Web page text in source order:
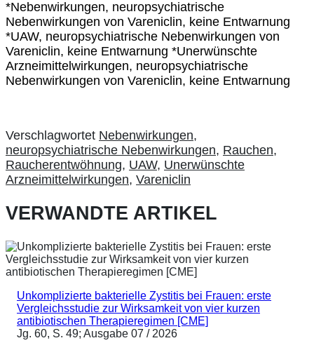
*Nebenwirkungen, neuropsychiatrische
Nebenwirkungen von Vareniclin, keine Entwarnung
*UAW, neuropsychiatrische Nebenwirkungen von
Vareniclin, keine Entwarnung *Unerwünschte
Arzneimittelwirkungen, neuropsychiatrische
Nebenwirkungen von Vareniclin, keine Entwarnung
Verschlagwortet Nebenwirkungen,
neuropsychiatrische Nebenwirkungen, Rauchen,
Raucherentwöhnung, UAW, Unerwünschte
Arzneimittelwirkungen, Vareniclin
VERWANDTE ARTIKEL
Unkomplizierte bakterielle Zystitis bei Frauen: erste
Vergleichsstudie zur Wirksamkeit von vier kurzen
antibiotischen Therapieregimen [CME]
Jg. 60, S. 49; Ausgabe 07 / 2026